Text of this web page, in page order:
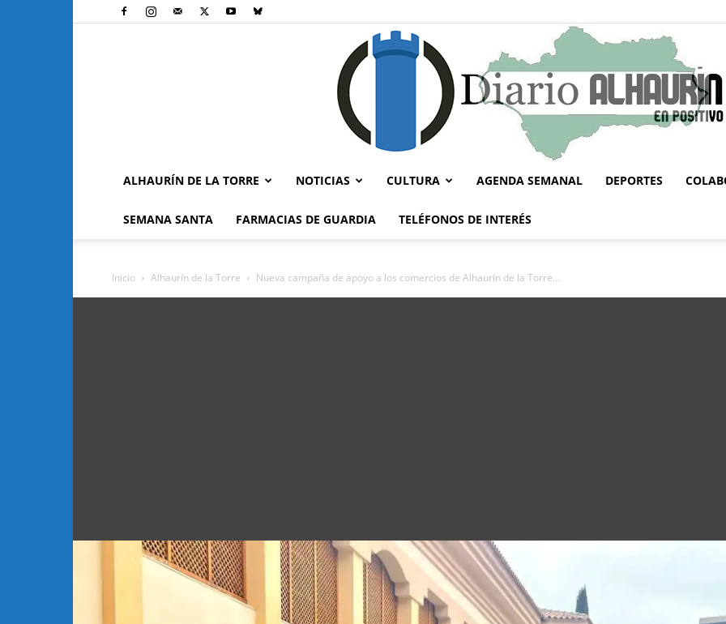
ALHAURÍN DE LA TORRE NOTICIAS CULTURA AGENDA SEMANAL DEPORTES
SEMANA SANTA FARMACIAS DE GUARDIA TELÉFONOS DE INTERÉS
Inicio Alhaurín de la Torre Nueva campaña de apoyo a los comercios de Alhaurín de la Torre...